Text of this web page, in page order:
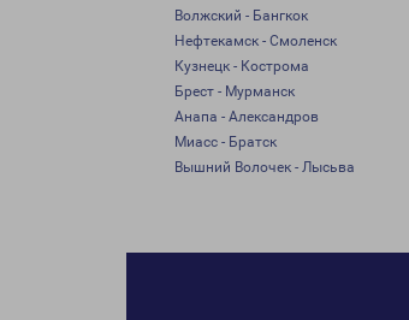
Волжский - Бангкок
Нефтекамск - Смоленск
Кузнецк - Кострома
Брест - Мурманск
Анапа - Александров
Миасс - Братск
Вышний Волочек - Лысьва